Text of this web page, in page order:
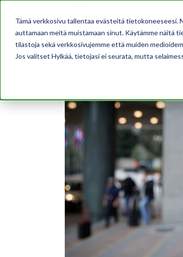
Tämä verkkosivu tallentaa evästeitä tietokoneeseesi.
auttamaan meitä muistamaan sinut. Käytämme näitä
tilastoja sekä verkkosivujemme että muiden
Jos valitset Hylkää, tietojasi ei seurata, mutta